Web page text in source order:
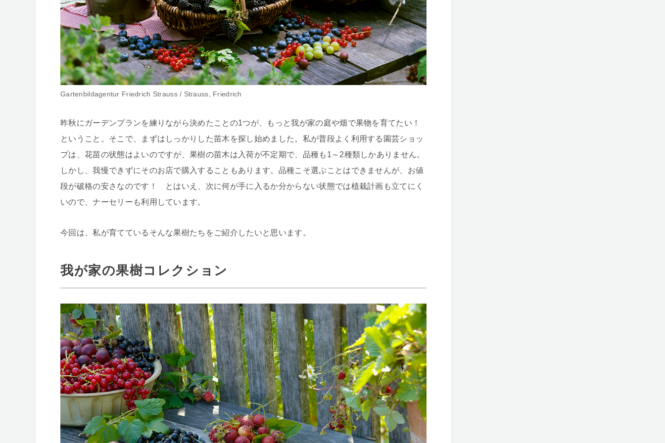
Gartenbildagentur Friedrich Strauss / Strauss, Friedrich
昨秋にガーデンプランを練りながら決めたことの1つが、もっと我が家の庭や畑で果物を育てたい！
ということ。そこで、まずはしっかりした苗木を探し始めました。私が普段よく利用する園芸ショッ
プは、花苗の状態はよいのですが、果樹の苗木は入荷が不定期で、品種も1～2種類しかありません。
しかし、我慢できずにそのお店で購入することもあります。品種こそ選ぶことはできませんが、お値
段が破格の安さなのです！ とはいえ、次に何が手に入るか分からない状態では植栽計画も立てにく
いので、ナーセリーも利用しています。
今回は、私が育てているそんな果樹たちをご紹介したいと思います。
我が家の果樹コレクション